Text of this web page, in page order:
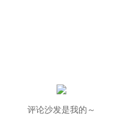
评论沙发是我的～